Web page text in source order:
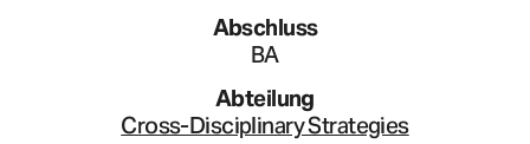
Abschluss
BA
Abteilung
Cross-Disciplinary Strategies